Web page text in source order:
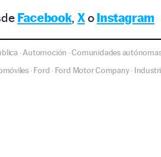
Facebook, Xo Instagram
·Automoción ·Comunidades
·Ford · Ford Motor Company·